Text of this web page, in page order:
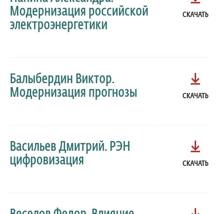
Модернизация российской
электроэнергетики
СКАЧАТЬ
Балыбердин Виктор.
Модернизация прогнозы
СКАЧАТЬ
Васильев Дмитрий. РЭН
цифровизация
СКАЧАТЬ